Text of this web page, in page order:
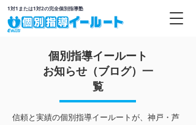
1対1または1対2の完全個別指導塾
個別指導イールート
お知らせ（ブログ）一
覧
信頼と実績の個別指導イールートが、神戸・芦